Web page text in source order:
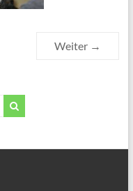
Weiter →